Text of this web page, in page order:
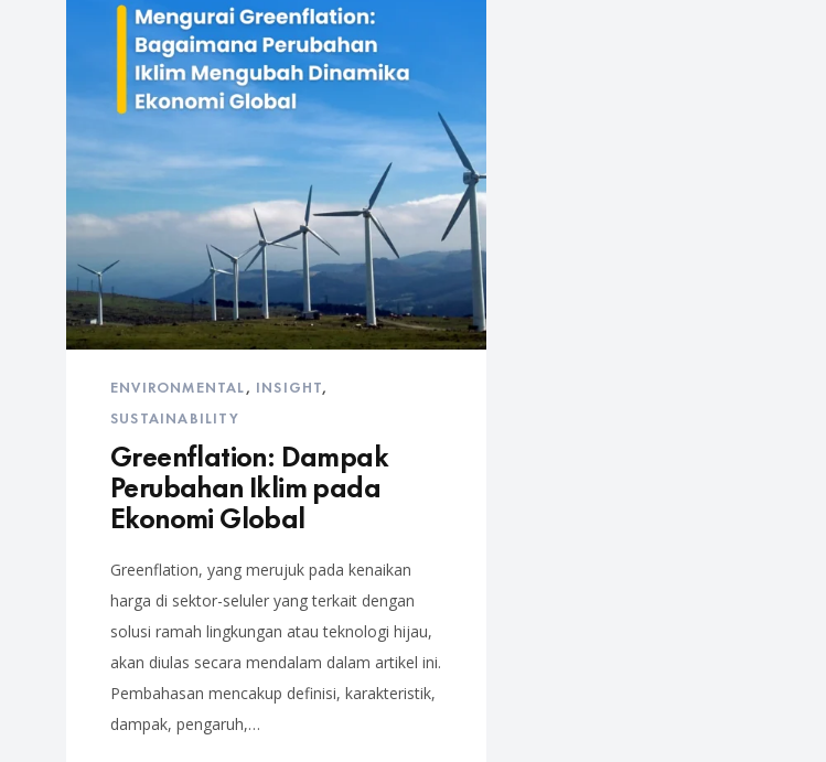
ENVIRONMENTAL, INSIGHT,
SUSTAINABILITY
Greenflation: Dampak
Perubahan Iklim pada
Ekonomi Global
Greenflation, yang merujuk pada kenaikan
harga di sektor-seluler yang terkait dengan
solusi ramah lingkungan atau teknologi hijau,
akan diulas secara mendalam dalam artikel ini.
Pembahasan mencakup definisi, karakteristik,
dampak, pengaruh,…